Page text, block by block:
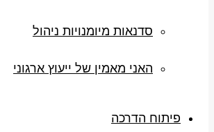
סדנאות מיומנויות ניהול
האני מאמין של ייעוץ ארגוני
פיתוח הדרכה